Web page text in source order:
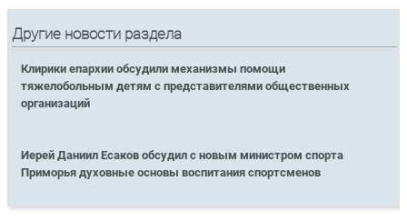
Другие новости раздела
Клирики епархии обсудили механизмы помощи
тяжелобольным детям с представителями общественных
организаций
Иерей Даниил Есаков обсудил с новым министром спорта
Приморья духовные основы воспитания спортсменов